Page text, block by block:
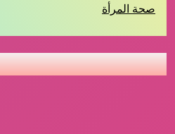
صحة المرأة